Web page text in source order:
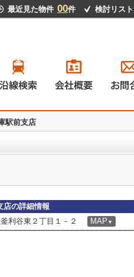
最近見た物件 00件 検討リスト
戸建て
ンション
地
貸物件
駅前支店
の詳細情報
利谷東２丁目１－２ MAP ▼